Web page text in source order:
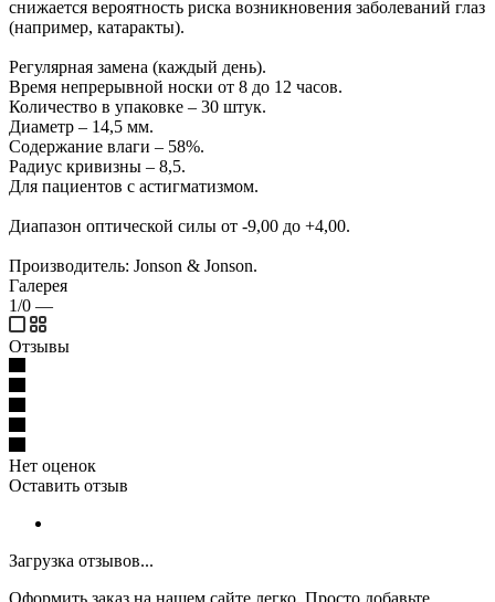
снижается вероятность риска возникновения заболеваний глаз
(например, катаракты).
Регулярная замена (каждый день).
Время непрерывной носки от 8 до 12 часов.
Количество в упаковке – 30 штук.
Диаметр – 14,5 мм.
Содержание влаги – 58%.
Радиус кривизны – 8,5.
Для пациентов с астигматизмом.
Диапазон оптической силы от -9,00 до +4,00.
Производитель: Jonson & Jonson.
Галерея
1/0 —
Отзывы
Нет оценок
Оставить отзыв
Загрузка отзывов...
Оформить заказ на нашем сайте легко. Просто добавьте